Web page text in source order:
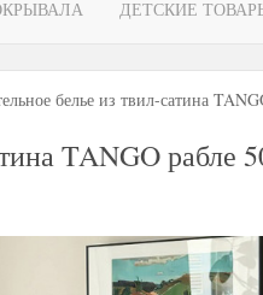
ДЕТСКИЕ
белье из твил-сатина
TANGO рабле